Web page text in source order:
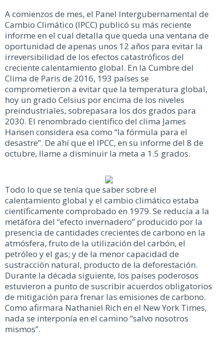
A comienzos de mes, el Panel Intergubernamental de
Cambio Climático (IPCC) publicó su más reciente
informe en el cual detalla que queda una ventana de
oportunidad de apenas unos 12 años para evitar la
irreversibilidad de los efectos catastróficos del
creciente calentamiento global. En la Cumbre del
Clima de Paris de 2016, 193 países se
comprometieron a evitar que la temperatura global,
hoy un grado Celsius por encima de los niveles
preindustriales, sobrepasara los dos grados para
2030. El renombrado científico del clima James
Hansen considera esa como “la fórmula para el
desastre”. De ahí que el IPCC, en su informe del 8 de
octubre, llame a disminuir la meta a 1.5 grados.
Todo lo que se tenía que saber sobre el
calentamiento global y el cambio climático estaba
científicamente comprobado en 1979. Se reducía a la
metáfora del “efecto invernadero” producido por la
presencia de cantidades crecientes de carbono en la
atmósfera, fruto de la utilización del carbón, el
petróleo y el gas; y de la menor capacidad de
sustracción natural, producto de la deforestación.
Durante la década siguiente, los países poderosos
estuvieron a punto de suscribir acuerdos obligatorios
de mitigación para frenar las emisiones de carbono.
Como afirmara Nathaniel Rich en el New York Times,
nada se interponía en el camino “salvo nosotros
mismos”.